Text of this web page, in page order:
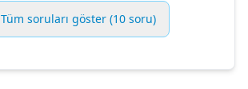
Tüm soruları göster (10 soru)